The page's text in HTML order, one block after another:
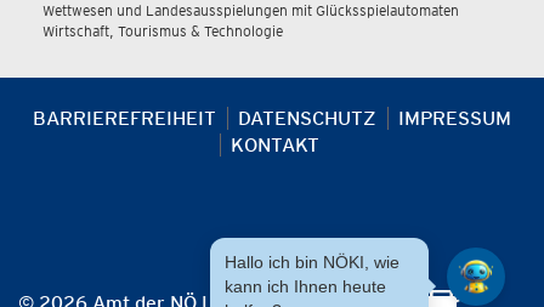
Wettwesen und Landesausspielungen mit Glücksspielautomaten
Wirtschaft, Tourismus & Technologie
BARRIEREFREIHEIT DATENSCHUTZ
IMPRESSUM
KONTAKT
Hallo ich bin NÖKI, wie
kann ich Ihnen heute